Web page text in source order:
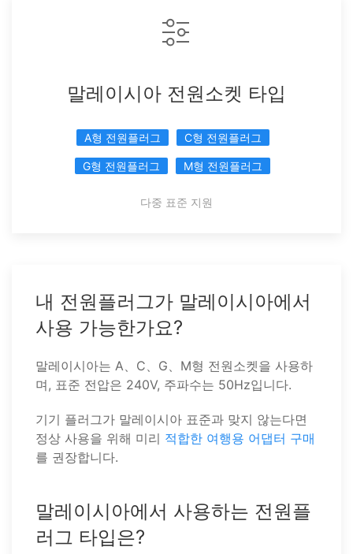
말레이시아 전원소켓 타입
A형 전원플러그 C형 전원플러그
G형 전원플러그 M형 전원플러그
다중 표준 지원
내 전원플러그가 말레이시아에서
사용 가능한가요?
말레이시아는 A、C、G、M형 전원소켓을 사용하
며, 표준 전압은 240V, 주파수는 50Hz입니다.
기기 플러그가 말레이시아 표준과 맞지 않는다면
정상 사용을 위해 미리 적합한 여행용 어댑터 구매
를 권장합니다.
말레이시아에서 사용하는 전원플
러그 타입은?